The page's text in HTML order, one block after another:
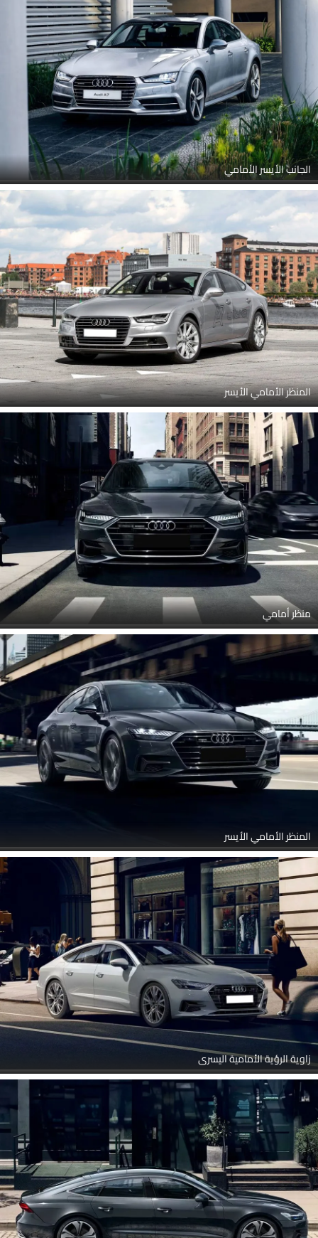
الأمامي, مقبض الباب, منظر الشبك الأمامي, مرآة السائق الأمامية زاوية,
مصباح الضباب الخلفي, عرض متقاطع خلفي, عرض متوسط خلفي
الجانب الأيسر الأمامي
المنظر الأمامي الأيسر
منظر أمامي
المنظر الأمامي الأيسر
زاوية الرؤية الأمامية اليسرى